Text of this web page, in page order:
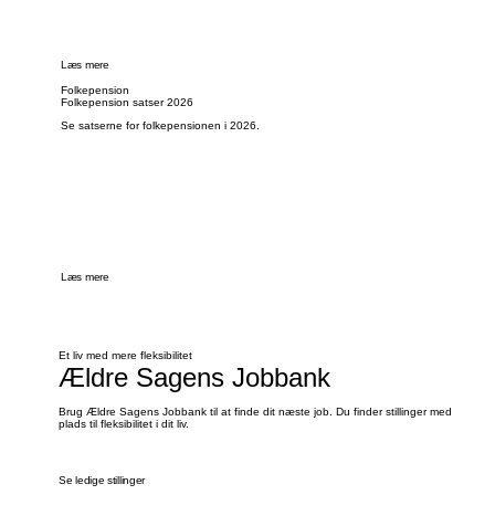
Læs mere
Folkepension
Folkepension satser 2026
Se satserne for folkepensionen i 2026.
Læs mere
Et liv med mere fleksibilitet
Ældre Sagens Jobbank
Brug Ældre Sagens Jobbank til at finde dit næste job. Du finder stillinger med
plads til fleksibilitet i dit liv.
Se ledige stillinger